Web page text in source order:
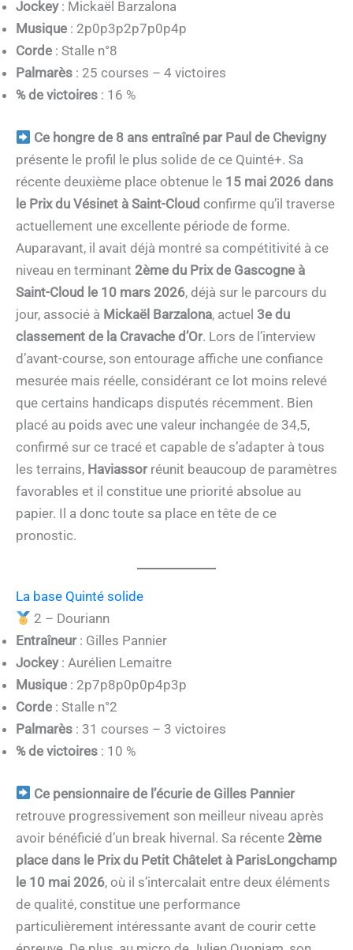
Jockey: Mickaël Barzalona
Musique : 2p0p3p2p7p0p4p
Corde : Stalle n°8
Palmarès : 25 courses – 4 victoires
% de victoires : 16 %
Ce hongre de 8 ans entraîné par Paul de Chevigny
présente le profil le plus solide de ce Quinté+. Sa
récente deuxième place obtenue le 15 mai 2026 dans
le Prix du Vésinet à Saint-Cloud confirme qu’il traverse
actuellement une excellente période de forme.
Auparavant, il avait déjà montré sa compétitivité à ce
niveau en terminant 2ème du Prix de Gascogne à
Saint-Cloud le 10 mars 2026, déjà sur le parcours du
jour, associé à Mickaël Barzalona, actuel 3e du
classement de la Cravache d’Or. Lors de l’interview
d’avant-course, son entourage affiche une confiance
mesurée mais réelle, considérant ce lot moins relevé
que certains handicaps disputés récemment. Bien
placé au poids avec une valeur inchangée de 34,5,
confirmé sur ce tracé et capable de s’adapter à tous
les terrains, Haviassorréunit beaucoup de paramètres
favorables et il constitue une priorité absolue au
papier. Il a donc toute sa place en tête de ce
pronostic.
La base Quinté solide
2 – Douriann
Entraîneur: Gilles Pannier
Jockey: Aurélien Lemaitre
Musique : 2p7p8p0p0p4p3p
Corde : Stalle n°2
Palmarès : 31 courses – 3 victoires
% de victoires : 10 %
Ce pensionnaire de l’écurie de Gilles Pannier
retrouve progressivement son meilleur niveau après
avoir bénéficié d’un break hivernal. Sa récente 2ème
place dans le Prix du Petit Châtelet à ParisLongchamp
le 10 mai 2026, où il s’intercalait entre deux éléments
de qualité, constitue une performance
particulièrement intéressante avant de courir cette